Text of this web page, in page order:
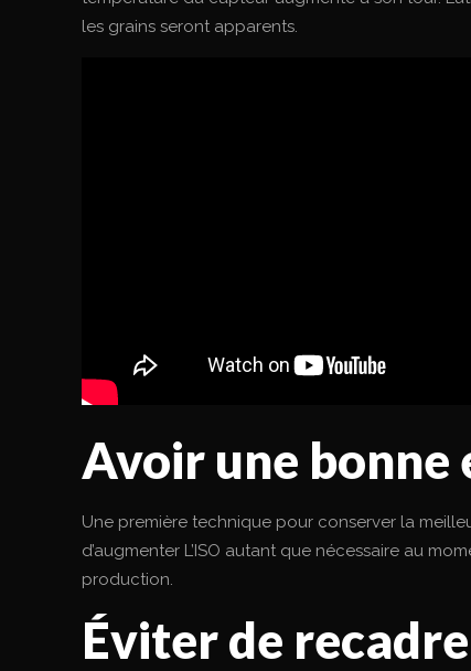
les grains seront apparents.
Avoir une bonne
Une première technique pour conserver la
d’augmenter L’ISO autant que nécessaire au
production.
Éviter de